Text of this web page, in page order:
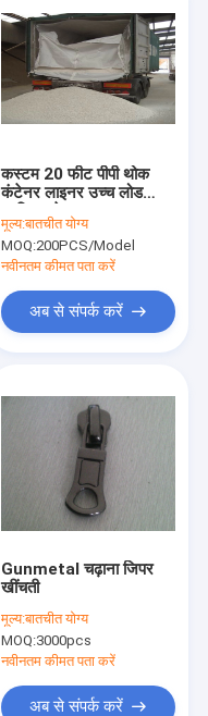
कस्टम 20 फीट पीपी थोक
कंटेनर लाइनर उच्च लोड
प्रतिशत के साथ
मूल्य:बातचीत योग्य
MOQ:200PCS/Model
नवीनतम कीमत पता करें
अब से संपर्क करें
Gunmetal चढ़ाना जिपर
खींचती
मूल्य:बातचीत योग्य
MOQ:3000pcs
नवीनतम कीमत पता करें
अब से संपर्क करें